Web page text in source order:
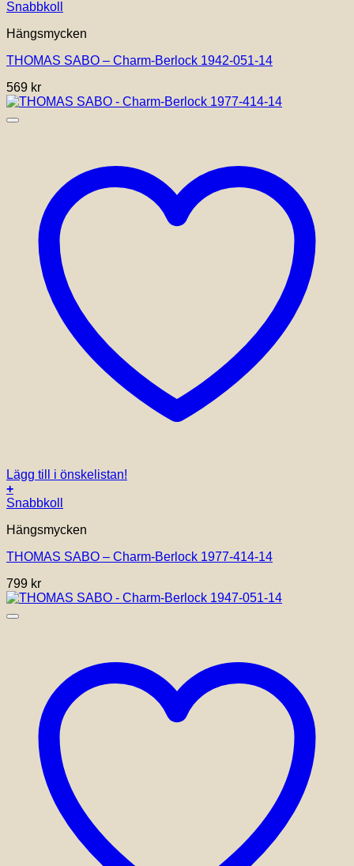
Snabbkoll
Hängsmycken
THOMAS SABO – Charm-Berlock 1942-051-14
569 kr
Lägg till i önskelistan!
+
Snabbkoll
Hängsmycken
THOMAS SABO – Charm-Berlock 1977-414-14
799 kr